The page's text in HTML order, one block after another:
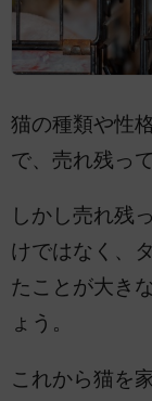
猫の種類や性
で、売れ残っ
しかし売れ残
けではなく、
たことが大き
ょう。
これから猫を